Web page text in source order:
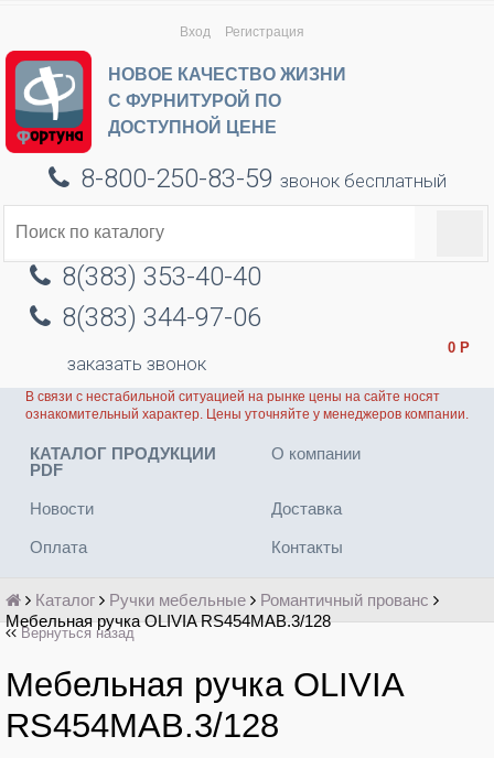
Вход Регистрация
НОВОЕ КАЧЕСТВО ЖИЗНИ
С ФУРНИТУРОЙ ПО
ДОСТУПНОЙ ЦЕНЕ
8-800-250-83-59 звонок бесплатный
8(383) 353-40-40
8(383) 344-97-06
заказать звонок
0 Р
В связи с нестабильной ситуацией на рынке цены на сайте носят
ознакомительный характер. Цены уточняйте у менеджеров компании.
КАТАЛОГ ПРОДУКЦИИ
PDF
О компании
Новости Доставка
Оплата Контакты
Каталог Ручки мебельные
Романтичный прованс
Мебельная ручка OLIVIA RS454MAB.3/128
Вернуться назад
Мебельная ручка OLIVIA
RS454MAB.3/128